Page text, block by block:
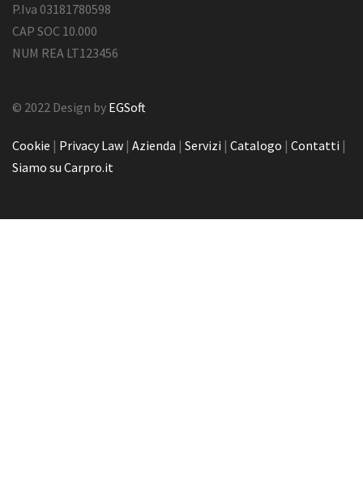
P.Iva 03181780598
CAP SOC 10.000
NUM REA LT123456
© 2022 Design by EGSoft
Cookie | Privacy Law | Azienda | Servizi | Catalogo | Contatti |
Siamo su Carpro.it